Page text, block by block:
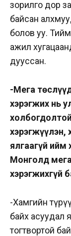
зорилго дор
байсан
болов уу.
ажил
дууссан.
-Мега
хэрэгжих нь
хэрэгжүүлэн,
ялгаагүй ийм
Монголд
хэрэгжихгүй
-Хамгийн
байх асуудал
тогтвортой